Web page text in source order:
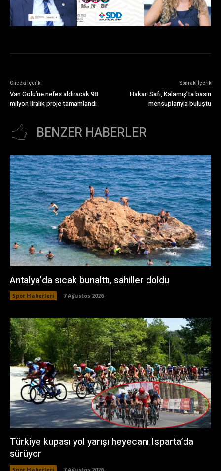
Önceki İçerik
Van Gölü’ne nefes aldıracak 98
milyon liralık proje tamamlandı
Sonraki İçerik
Hakan Safi, Kalamış’ta basın
mensuplarıyla buluştu
BENZER HABERLER
Antalya’da sıcak bunalttı, sahiller doldu
Spor Haberleri 7 Ağustos 2026
Türkiye kupası yol yarışı heyecanı Isparta’da
sürüyor
Spor Haberleri 7 Ağustos 2026